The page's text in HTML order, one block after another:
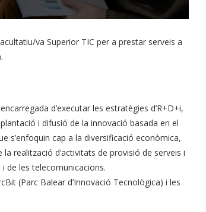
va Superior TIC per a prestar serveis a
d’executar les estratègies d’R+D+i,
i difusió de la innovació basada en el
s’enfoquin cap a la diversificació econòmica,
realització d’activitats de provisió de serveis i
de les telecomunicacions.
(Parc Balear d’Innovació Tecnològica) i les